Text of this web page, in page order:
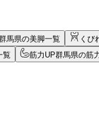
馬県の美脚一覧
くび
覧 筋力UP群馬県の筋